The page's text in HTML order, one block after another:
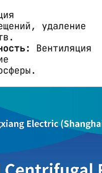
удаление
Вентиляция